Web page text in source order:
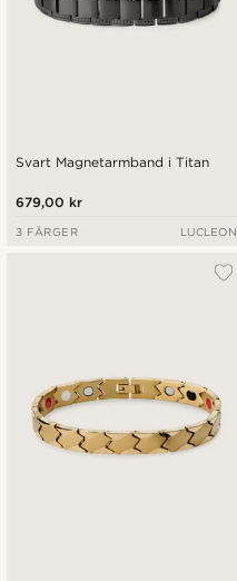
Svart Magnetarmband i Titan
679,00 kr
3 FÄRGER LUCLEON